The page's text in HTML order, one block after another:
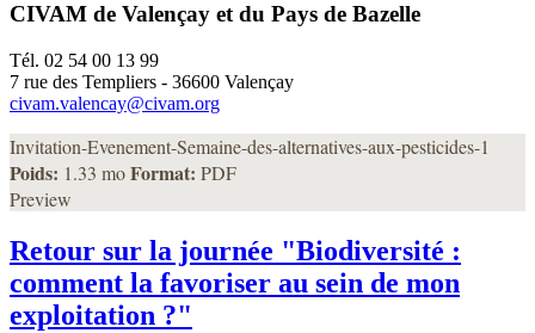
CIVAM de Valençay et du Pays de Bazelle
Tél. 02 54 00 13 99
7 rue des Templiers - 36600 Valençay
civam.valencay@civam.org
Invitation-Evenement-Semaine-des-alternatives-aux-pesticides-1
Poids: 1.33 moFormat: PDF
Preview
Retour sur la journée "Biodiversité :
comment la favoriser au sein de mon
exploitation ?"